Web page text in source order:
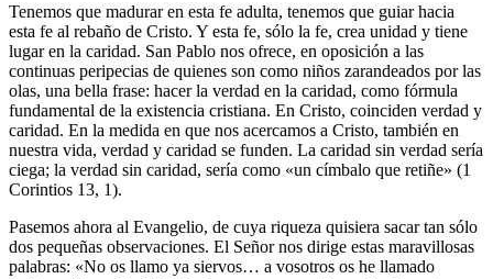
Tenemos que madurar en esta fe adulta, tenemos que guiar hacia
esta fe al rebaño de Cristo. Y esta fe, sólo la fe, crea unidad y tiene
lugar en la caridad. San Pablo nos ofrece, en oposición a las
continuas peripecias de quienes son como niños zarandeados por las
olas, una bella frase: hacer la verdad en la caridad, como fórmula
fundamental de la existencia cristiana. En Cristo, coinciden verdad y
caridad. En la medida en que nos acercamos a Cristo, también en
nuestra vida, verdad y caridad se funden. La caridad sin verdad sería
ciega; la verdad sin caridad, sería como «un címbalo que retiñe» (1
Corintios 13, 1).
Pasemos ahora al Evangelio, de cuya riqueza quisiera sacar tan sólo
dos pequeñas observaciones. El Señor nos dirige estas maravillosas
palabras: «No os llamo ya siervos… a vosotros os he llamado